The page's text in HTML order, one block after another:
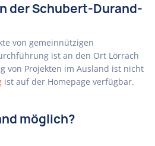
der Schubert-Durand-
von gemeinnützigen
ist an den Ort Lörrach
von Projekten im Ausland ist nicht
ist auf der Homepage verfügbar.
möglich?